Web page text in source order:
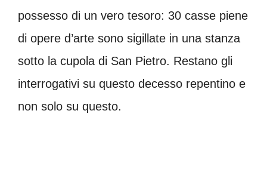
possesso di un vero tesoro: 30 casse piene
di opere d’arte sono sigillate in una stanza
sotto la cupola di San Pietro. Restano gli
interrogativi su questo decesso repentino e
non solo su questo.